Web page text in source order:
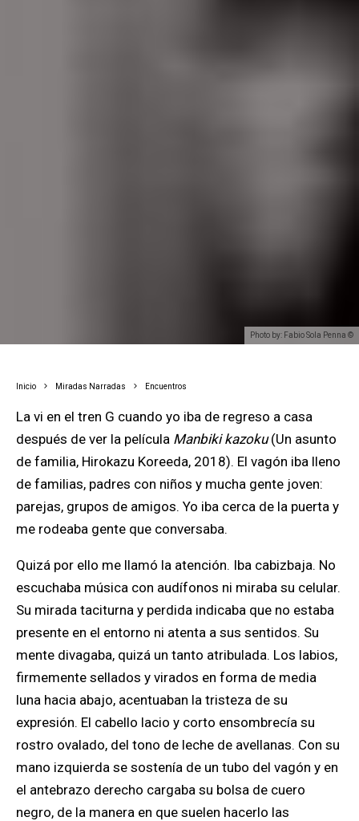
Photo by: Fabio Sola Penna ©
Inicio Miradas Narradas Encuentros
La vi en el tren G cuando yo iba de regreso a casa
después de ver la película Manbiki kazoku(Un asunto
de familia, Hirokazu Koreeda, 2018). El vagón iba lleno
de familias, padres con niños y mucha gente joven:
parejas, grupos de amigos. Yo iba cerca de la puerta y
me rodeaba gente que conversaba.
Quizá por ello me llamó la atención. Iba cabizbaja. No
escuchaba música con audífonos ni miraba su celular.
Su mirada taciturna y perdida indicaba que no estaba
presente en el entorno ni atenta a sus sentidos. Su
mente divagaba, quizá un tanto atribulada. Los labios,
firmemente sellados y virados en forma de media
luna hacia abajo, acentuaban la tristeza de su
expresión. El cabello lacio y corto ensombrecía su
rostro ovalado, del tono de leche de avellanas. Con su
mano izquierda se sostenía de un tubo del vagón y en
el antebrazo derecho cargaba su bolsa de cuero
negro, de la manera en que suelen hacerlo las